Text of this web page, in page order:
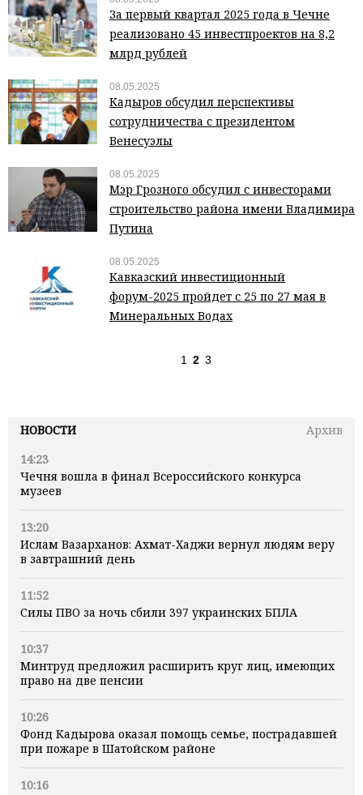
НОВОСТИ
Архив
14:23
Чечня вошла в финал Всероссийского конкурса
музеев
13:20
Ислам Вазарханов: Ахмат-Хаджи вернул людям веру
в завтрашний день
11:52
Силы ПВО за ночь сбили 397 украинских БПЛА
10:37
Минтруд предложил расширить круг лиц, имеющих
право на две пенсии
10:26
Фонд Кадырова оказал помощь семье, пострадавшей
при пожаре в Шатойском районе
10:16
За первый квартал 2025 года в Чечне
реализовано 45 инвестпроектов на 8,2
млрд рублей
08.05.2025
Кадыров обсудил перспективы
сотрудничества с президентом
Венесуэлы
08.05.2025
Мэр Грозного обсудил с инвесторами
строительство района имени Владимира
Путина
08.05.2025
Кавказский инвестиционный
форум-2025 пройдет с 25 по 27 мая в
Минеральных Водах
1 2 3